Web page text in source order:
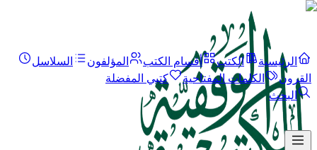
الرئيسية الكتب أقسام الكتب المؤلفون
السلاسل
القرون
الكلمات المفتاحية
كتبي المفضلة
البحث